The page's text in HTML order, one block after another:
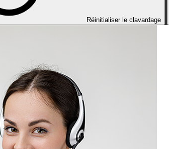
Réinitialiser le clavardage